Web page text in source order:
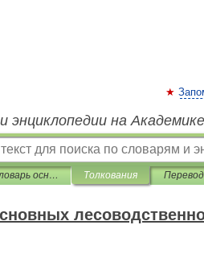
энциклопедии на Академике
Краткий словарь основных лесоводственно-экономических терминов Толкования